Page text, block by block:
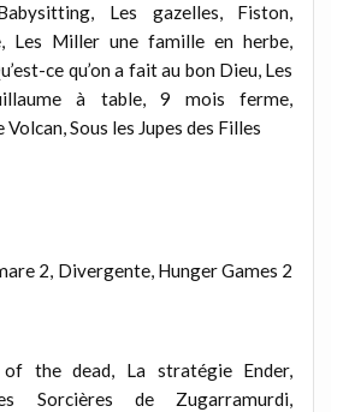
Les gazelles, Fiston,
Les Miller une famille en herbe,
ce qu’on a fait au bon Dieu, Les
à table, 9 mois ferme,
Sous les Jupes des Filles
2, Divergente, Hunger Games 2
of the dead, La stratégie Ender,
Sorcières de Zugarramurdi,